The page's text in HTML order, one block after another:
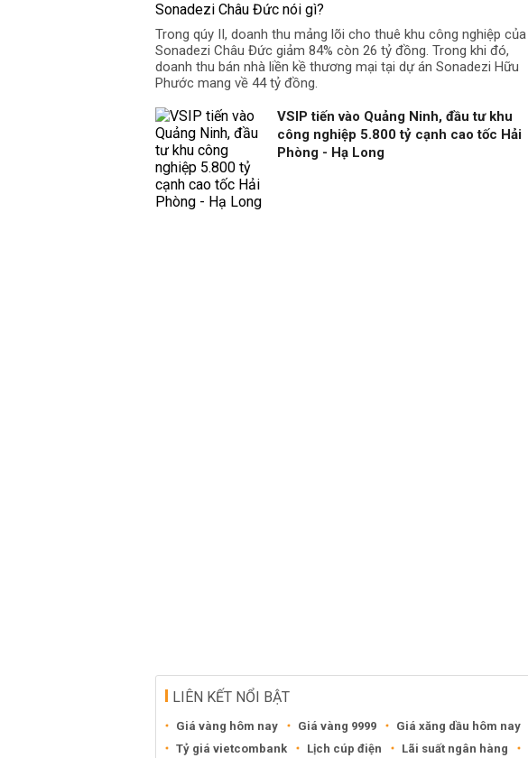
Trong qúy II, doanh thu mảng lõi cho thuê khu công nghiệp của
Sonadezi Châu Đức giảm 84% còn 26 tỷ đồng. Trong khi đó,
doanh thu bán nhà liền kề thương mại tại dự án Sonadezi Hữu
Phước mang về 44 tỷ đồng.
VSIP tiến vào Quảng Ninh, đầu tư khu
công nghiệp 5.800 tỷ cạnh cao tốc Hải
Phòng - Hạ Long
LIÊN KẾT NỔI BẬT
Giá vàng hôm nay Giá vàng 9999 Giá xăng dầu hôm nay
Tỷ giá vietcombank
Lịch cúp điện Lãi suất ngân hàng